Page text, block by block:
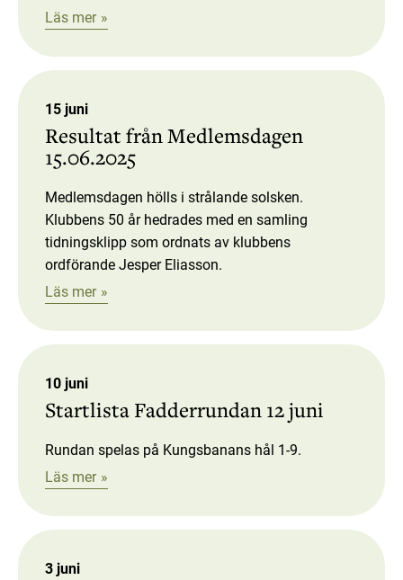
Läs mer
15 juni
Resultat från Medlemsdagen
15.06.2025
Medlemsdagen hölls i strålande solsken.
Klubbens 50 år hedrades med en samling
tidningsklipp som ordnats av klubbens
ordförande Jesper Eliasson.
Läs mer
10 juni
Startlista Fadderrundan 12 juni
Rundan spelas på Kungsbanans hål 1-9.
Läs mer
3 juni